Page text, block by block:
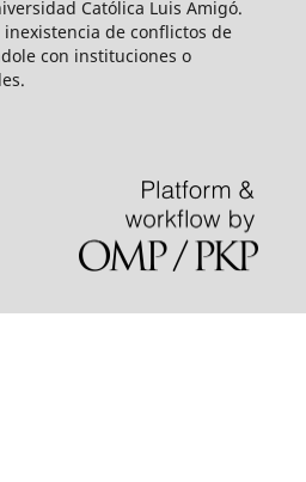
Católica Luis Amigó.
de conflictos de
con instituciones o